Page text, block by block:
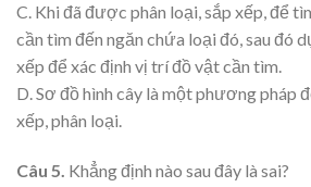
C. Khi đã được phân loại, sắp xếp, để
cần tìm đến ngăn chứa loại đó, sau đó
xếp để xác định vị trí đồ vật cần tìm.
D. Sơ đồ hình cây là một phương pháp
xếp, phân loại.
Câu 5. Khẳng định nào sau đây là sai?